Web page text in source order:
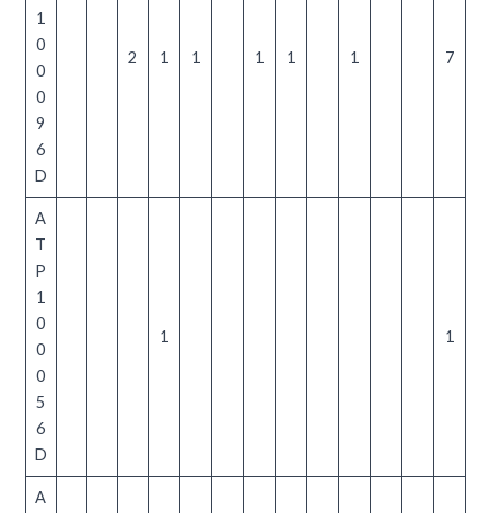
1
0
0
0
9
6
D
2 1 1 1 1 1 7
A
T
P
1
0
0
0
5
6
D
1 1
A